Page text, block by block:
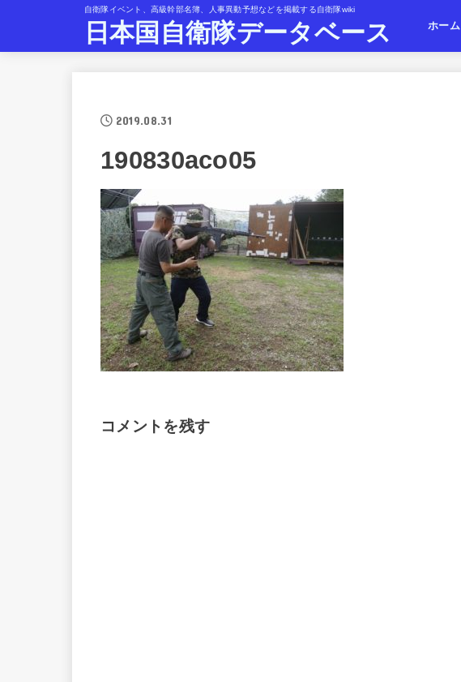
自衛隊イベント、高級幹部名簿、人事異動予想などを掲載する自衛隊wiki
日本国自衛隊データベース ホーム
2019.08.31
190830aco05
コメントを残す